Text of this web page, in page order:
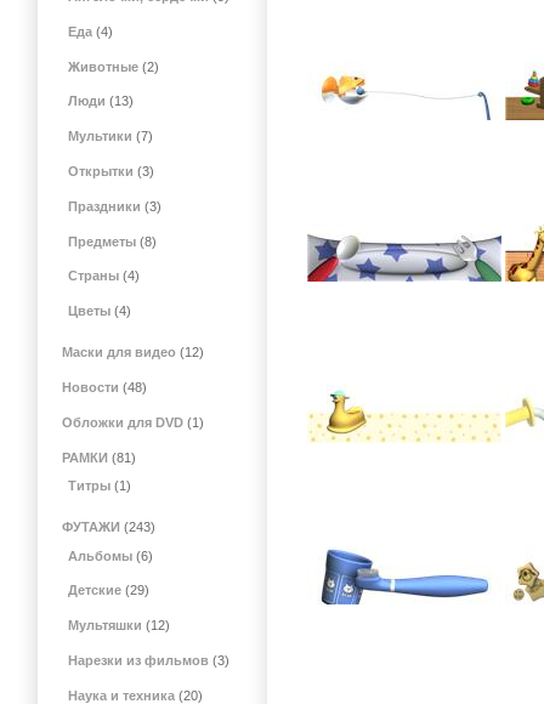
Еда (4)
Животные (2)
Люди (13)
Мультики (7)
Открытки (3)
Праздники (3)
Предметы (8)
Страны (4)
Цветы (4)
Маски для видео (12)
Новости (48)
Обложки для DVD(1)
РАМКИ (81)
Титры (1)
ФУТАЖИ (243)
Альбомы (6)
Детские (29)
Мультяшки (12)
Нарезки из фильмов (3)
Наука и техника (20)